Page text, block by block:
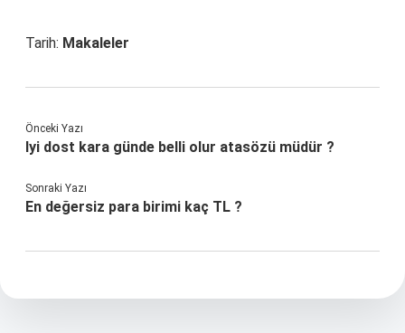
Tarih: Makaleler
Önceki Yazı
Iyi dost kara günde belli olur atasözü müdür ?
Sonraki Yazı
En değersiz para birimi kaç TL ?